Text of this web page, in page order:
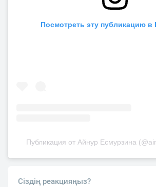
Посмотреть эту публикацию в
Публикация от Айнур Есмурзина
Сіздің реакцияңыз?